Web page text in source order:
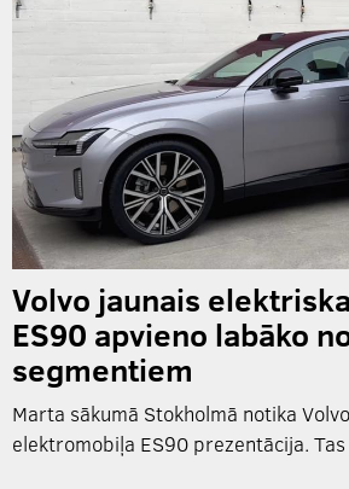
Volvo jaunais
ES90 apvieno labāko
segmentiem
Marta sākumā Stokholmā notika
elektromobiļa ES90 prezentācija.